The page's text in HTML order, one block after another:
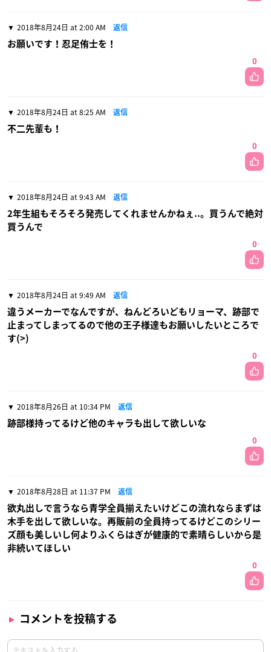
2018年8月24日 at 2:00 AM 返信
お願いです！忍足侑士を！
0
2018年8月24日 at 8:25 AM 返信
不二先輩も！
0
2018年8月24日 at 9:43 AM 返信
2年生組もそろそろ発売してくれませんかねぇ..。買うんで絶対
買うんで
0
2018年8月24日 at 9:49 AM 返信
違うメーカーでなんですが、ねんどろいどもリョーマ、跡部で
止まってしまってるので他の王子様達もお願いしたいところで
す(>)
0
2018年8月26日 at 10:34 PM 返信
跡部様持ってるけど他のキャラも出して欲しいな
0
2018年8月28日 at 11:37 PM 返信
欲丸出しで言うなら青学全員揃えたいけどこの流れならまずは
木手を出して欲しいな。再販前の全員持ってるけどこのシリー
ズ顔も美しいし何よりふくらはぎが健康的で素晴らしいから是
非続いてほしい
0
コメントを投稿する